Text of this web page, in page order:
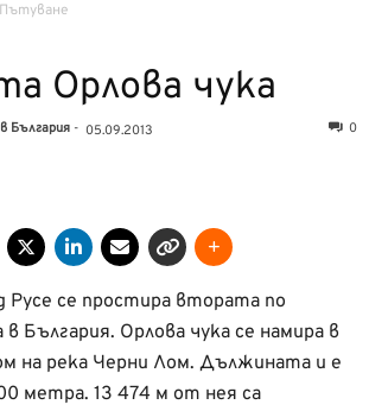
Пътуване
Орлова чука
България - 05.09.2013 0
Русе се простира втората по
България. Орлова чука се намира в
на река Черни Лом. Дължината и е
метра. 13 474 м от нея са